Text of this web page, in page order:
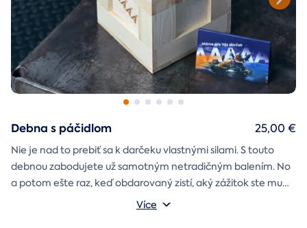
Debna s páčidlom
Nie je nad to prebiť sa k darčeku vlastnými silami. S touto
debnou zabodujete už samotným netradičným balením. No
a potom ešte raz, keď obdarovaný zistí, aký zážitok ste mu
darčekovú skladačku
Vonkajšie rozmery: 20 × 20 × 20 cm
Více
25,00 €